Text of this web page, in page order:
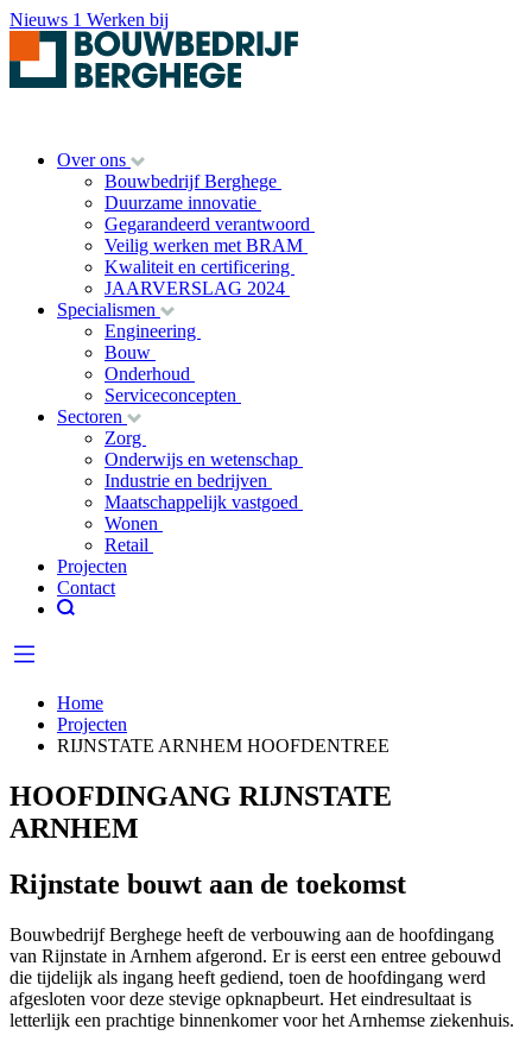
Nieuws 1 Werken bij
Over ons
Bouwbedrijf Berghege
Duurzame innovatie
Gegarandeerd verantwoord
Veilig werken met BRAM
Kwaliteit en certificering
JAARVERSLAG 2024
Specialismen
Engineering
Bouw
Onderhoud
Serviceconcepten
Sectoren
Zorg
Onderwijs en wetenschap
Industrie en bedrijven
Maatschappelijk vastgoed
Wonen
Retail
Projecten
Contact
Home
Projecten
RIJNSTATE ARNHEM HOOFDENTREE
HOOFDINGANG RIJNSTATE
ARNHEM
Rijnstate bouwt aan de toekomst
Bouwbedrijf Berghege heeft de verbouwing aan de hoofdingang
van Rijnstate in Arnhem afgerond. Er is eerst een entree gebouwd
die tijdelijk als ingang heeft gediend, toen de hoofdingang werd
afgesloten voor deze stevige opknapbeurt. Het eindresultaat is
letterlijk een prachtige binnenkomer voor het Arnhemse ziekenhuis.